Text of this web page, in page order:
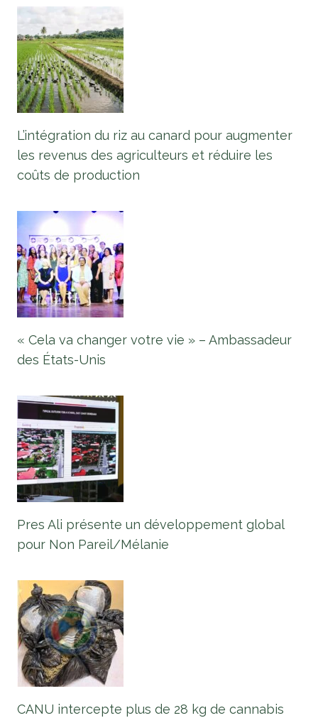
L’intégration du riz au canard pour augmenter
les revenus des agriculteurs et réduire les
coûts de production
« Cela va changer votre vie » – Ambassadeur
des États-Unis
Pres Ali présente un développement global
pour Non Pareil/Mélanie
CANU intercepte plus de 28 kg de cannabis